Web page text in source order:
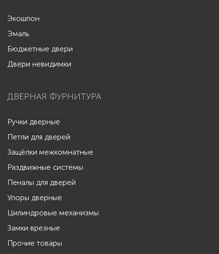
Экошпон
Эмаль
Бюджетные двери
Двери невидимки
ДВЕРНАЯ ФУРНИТУРА
Ручки дверные
Петли для дверей
Защёлки межкомнатные
Раздвижные системы
Пеналы для дверей
Упоры дверные
Цилиндровые механизмы
Замки врезные
Прочие товары